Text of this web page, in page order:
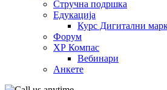
Стручна подршка
Едукација
Курс Дигитални
Форум
ХР Компас
Вебинари
Анкете